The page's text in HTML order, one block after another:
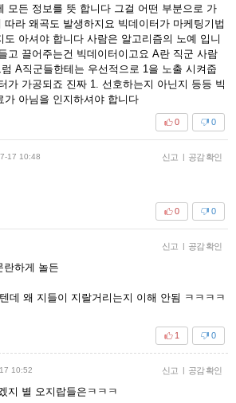
모든 정보를 뜻 합니다 그걸 어떤 부분으로 가
따라 왜곡도 발생하지요 빅데이터가 마케팅기법
도 아셔야 합니다 사람은 알고리즘의 노예 입니
고 끌어주는건 빅데이터이고요 A란 직군 사람
A직군들한테는 우선적으로 1을 노출 시켜줍
가 가공되죠 진짜 1. 선호하는지 아닌지 등등 빅
가 아님을 인지하셔야 합니다
0
0
17 10:48 신고 | 공감 확인
0
0
신고 | 공감 확인
란하게 놀든
데 왜 지들이 지랄거리는지 이해 안됨 ㅋㅋㅋㅋ
0
1
10:52 신고 | 공감 확인
지 별 오지랍들은ㅋㅋㅋ